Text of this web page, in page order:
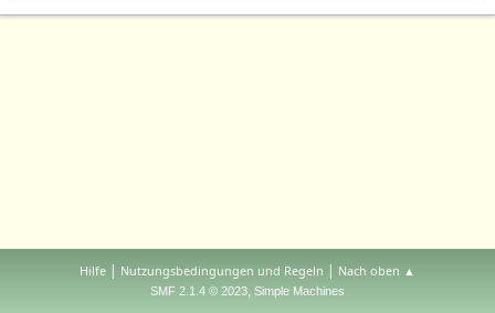
Hilfe | Nutzungsbedingungen und Regeln | Nach oben ▲
SMF 2.1.4 © 2023, Simple Machines